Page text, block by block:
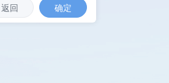
返回 确定